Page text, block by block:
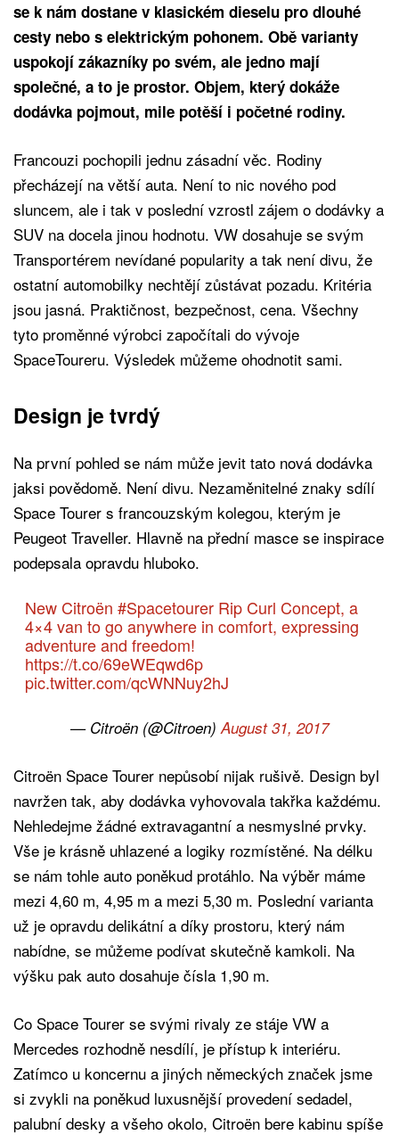
se k nám dostane v klasickém dieselu pro dlouhé
cesty nebo s elektrickým pohonem. Obě varianty
uspokojí zákazníky po svém, ale jedno mají
společné, a to je prostor. Objem, který dokáže
dodávka pojmout, mile potěší i početné rodiny.
Francouzi pochopili jednu zásadní věc. Rodiny
přecházejí na větší auta. Není to nic nového pod
sluncem, ale i tak v poslední vzrostl zájem o dodávky a
SUV na docela jinou hodnotu. VW dosahuje se svým
Transportérem nevídané popularity a tak není divu, že
ostatní automobilky nechtějí zůstávat pozadu. Kritéria
jsou jasná. Praktičnost, bezpečnost, cena. Všechny
tyto proměnné výrobci započítali do vývoje
SpaceToureru. Výsledek můžeme ohodnotit sami.
Design je tvrdý
Na první pohled se nám může jevit tato nová dodávka
jaksi povědomě. Není divu. Nezaměnitelné znaky sdílí
Space Tourer s francouzským kolegou, kterým je
Peugeot Traveller. Hlavně na přední masce se inspirace
podepsala opravdu hluboko.
New Citroën #SpacetourerRip Curl Concept, a
4×4 van to go anywhere in comfort, expressing
adventure and freedom!
https://t.co/69eWEqwd6p
pic.twitter.com/qcWNNuy2hJ
— Citroën (@Citroen) August 31, 2017
Citroën Space Tourer nepůsobí nijak rušivě. Design byl
navržen tak, aby dodávka vyhovovala takřka každému.
Nehledejme žádné extravagantní a nesmyslné prvky.
Vše je krásně uhlazené a logiky rozmístěné. Na délku
se nám tohle auto poněkud protáhlo. Na výběr máme
mezi 4,60 m, 4,95 m a mezi 5,30 m. Poslední varianta
už je opravdu delikátní a díky prostoru, který nám
nabídne, se můžeme podívat skutečně kamkoli. Na
výšku pak auto dosahuje čísla 1,90 m.
Co Space Tourer se svými rivaly ze stáje VW a
Mercedes rozhodně nesdílí, je přístup k interiéru.
Zatímco u koncernu a jiných německých značek jsme
si zvykli na poněkud luxusnější provedení sedadel,
palubní desky a všeho okolo, Citroën bere kabinu spíše